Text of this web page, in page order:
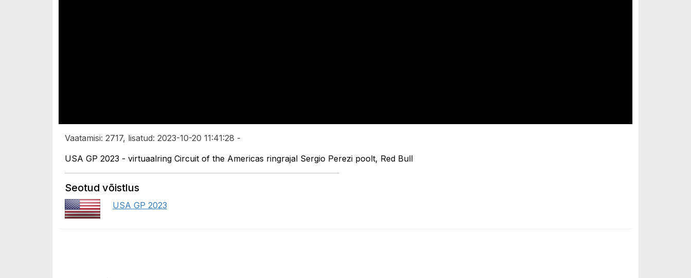
Vaatamisi: 2717, lisatud: 2023-10-20 11:41:28 -
USA GP 2023 - virtuaalring Circuit of the Americas ringrajal Sergio Perezi poolt, Red Bull
Seotud võistlus
USA GP 2023